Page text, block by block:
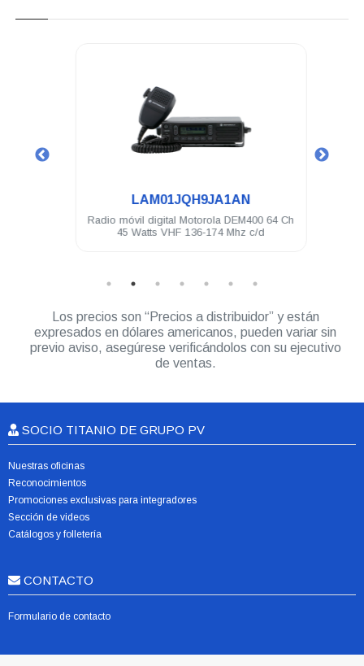
LAM01JQH9JA1AN
Radio móvil digital Motorola DEM400 64 Ch
45 Watts VHF 136-174 Mhz c/d
Los precios son “Precios a distribuidor” y están
expresados en dólares americanos, pueden variar sin
previo aviso, asegúrese verificándolos con su ejecutivo
de ventas.
SOCIO TITANIO DE GRUPO PV
Nuestras oficinas
Reconocimientos
Promociones exclusivas para integradores
Sección de videos
Catálogos y folletería
CONTACTO
Formulario de contacto